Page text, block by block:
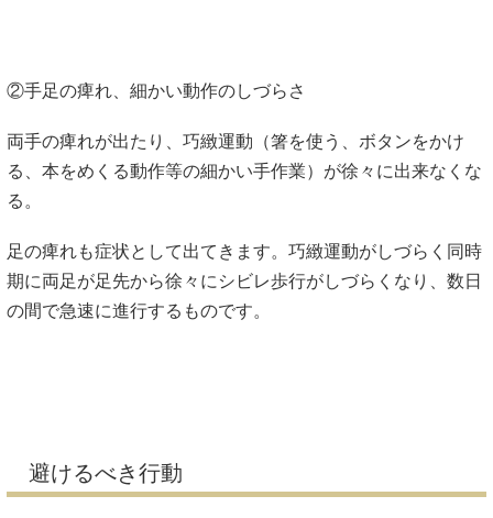
②手足の痺れ、細かい動作のしづらさ
両手の痺れが出たり、巧緻運動（箸を使う、ボタンをかけ
る、本をめくる動作等の細かい手作業）が徐々に出来なくな
る。
足の痺れも症状として出てきます。巧緻運動がしづらく同時
期に両足が足先から徐々にシビレ歩行がしづらくなり、数日
の間で急速に進行するものです。
避けるべき行動